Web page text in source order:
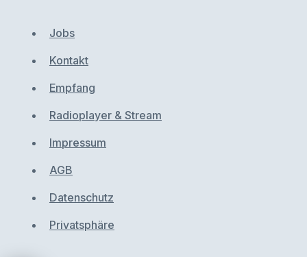
Jobs
Kontakt
Empfang
Radioplayer & Stream
Impressum
AGB
Datenschutz
Privatsphäre